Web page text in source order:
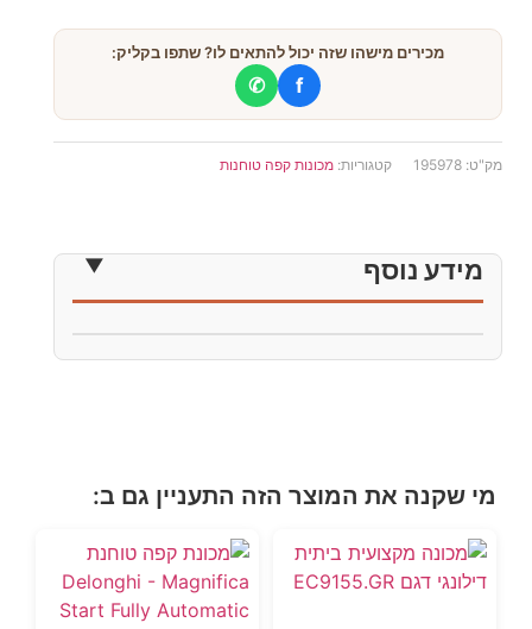
מי שקנה את המוצר הזה התעניין גם ב:
מכירים מישהו שזה יכול להתאים לו? שתפו בקליק:
f
✆
מק"ט: 195978 קטגוריות: מכונות קפה טוחנות
מידע נוסף